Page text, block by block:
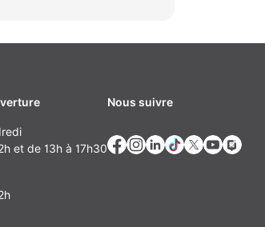
et de 13h à 17h30
Nous suivre